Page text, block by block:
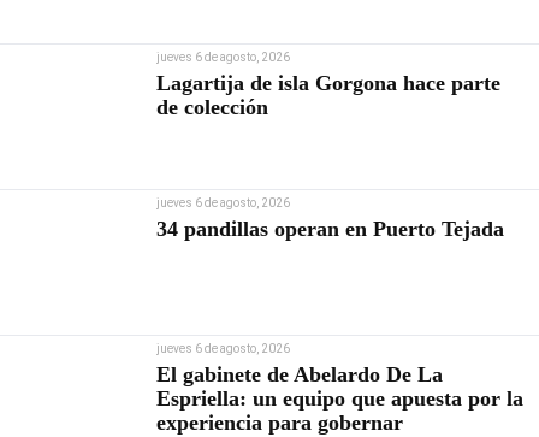
jueves 6 de agosto, 2026
Lagartija de isla Gorgona hace parte
de colección
jueves 6 de agosto, 2026
34 pandillas operan en Puerto Tejada
jueves 6 de agosto, 2026
El gabinete de Abelardo De La
Espriella: un equipo que apuesta por la
experiencia para gobernar